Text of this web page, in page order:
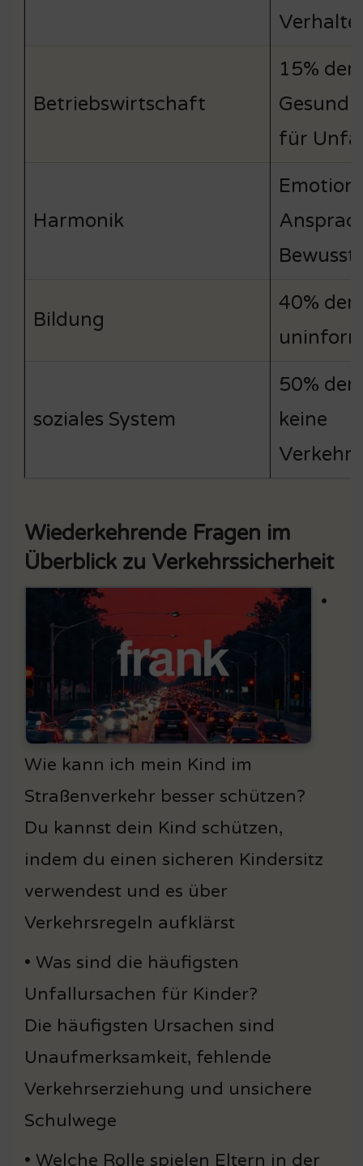
Betriebswirtschaft
15% der
für
Harmonik
Bildung
40% der
soziales System
50% der
keine
Wiederkehrende Fragen im
Überblick zu Verkehrssicherheit
•
Wie kann ich mein Kind im
Straßenverkehr besser schützen?
Du kannst dein Kind schützen,
indem du einen sicheren Kindersitz
verwendest und es über
Verkehrsregeln aufklärst
• Was sind die häufigsten
Unfallursachen für Kinder?
Die häufigsten Ursachen sind
Unaufmerksamkeit, fehlende
Verkehrserziehung und unsichere
Schulwege
• Welche Rolle spielen Eltern in der